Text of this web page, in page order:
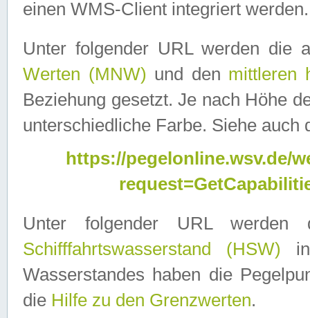
einen WMS-Client integriert werden.
Unter folgender URL werden die
Werten (MNW) und den mittleren
Beziehung gesetzt. Je nach Höhe
unterschiedliche Farbe. Siehe auch
https://pegelonline.wsv.de/
Unter folgender URL
Schifffahrtswasserstand (HSW)
Wasserstandes haben die
die Hilfe zu den Grenzwerten.